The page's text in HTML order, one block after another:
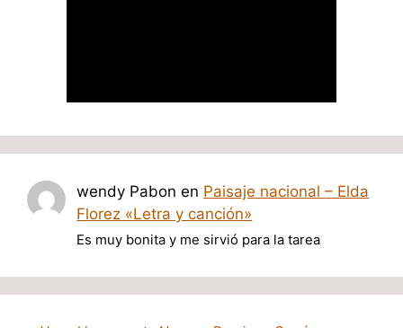
wendy Pabon en Paisaje nacional – Elda
Florez «Letra y canción»
Es muy bonita y me sirvió para la tarea